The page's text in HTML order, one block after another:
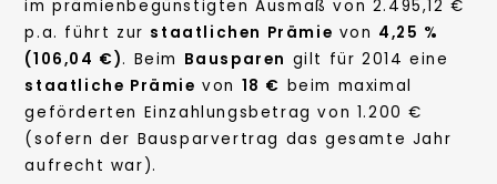
im prämienbegünstigten Ausmaß von 2.495,12 €
p.a. führt zur staatlichen Prämie von 4,25 %
(106,04 €). Beim Bausparen gilt für 2014 eine
staatliche Prämie von 18 € beim maximal
geförderten Einzahlungsbetrag von 1.200 €
(sofern der Bausparvertrag das gesamte Jahr
aufrecht war).